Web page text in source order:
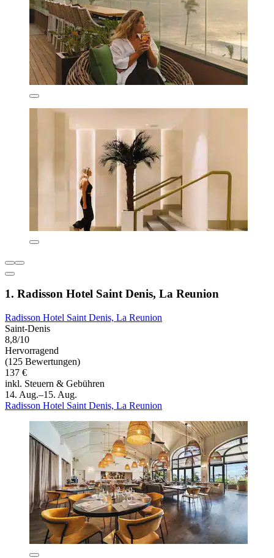
1. Radisson Hotel Saint Denis, La Reunion
Radisson Hotel Saint Denis, La Reunion
Saint-Denis
8,8/10
Hervorragend
(125 Bewertungen)
137 €
inkl. Steuern & Gebühren
14. Aug.–15. Aug.
Radisson Hotel Saint Denis, La Reunion